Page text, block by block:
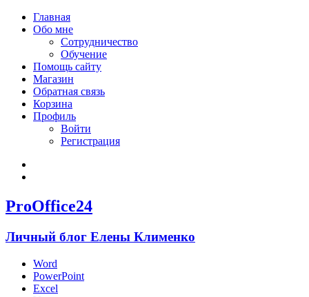
Главная
Обо мне
Сотрудничество
Обучение
Помощь сайту
Магазин
Обратная связь
Корзина
Профиль
Войти
Регистрация
ProOffice24
Личный блог Елены Клименко
Word
PowerPoint
Excel